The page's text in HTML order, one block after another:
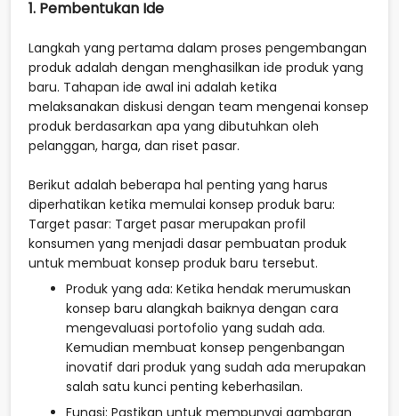
1. Pembentukan Ide
Langkah yang pertama dalam proses pengembangan
produk adalah dengan menghasilkan ide produk yang
baru. Tahapan ide awal ini adalah ketika
melaksanakan diskusi dengan team mengenai konsep
produk berdasarkan apa yang dibutuhkan oleh
pelanggan, harga, dan riset pasar.
Berikut adalah beberapa hal penting yang harus
diperhatikan ketika memulai konsep produk baru:
Target pasar: Target pasar merupakan profil
konsumen yang menjadi dasar pembuatan produk
untuk membuat konsep produk baru tersebut.
Produk yang ada: Ketika hendak merumuskan
konsep baru alangkah baiknya dengan cara
mengevaluasi portofolio yang sudah ada.
Kemudian membuat konsep pengenbangan
inovatif dari produk yang sudah ada merupakan
salah satu kunci penting keberhasilan.
Fungsi: Pastikan untuk mempunyai gambaran